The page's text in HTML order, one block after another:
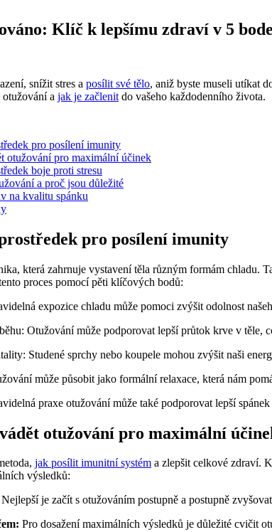
Klíč k lepšímu zdraví v 5
snížit stres a posílit své tělo, aniž byste museli utíkat
a jak je začlenit do vašeho každodenního života.
pro posílení imunity
otužování pro maximální účinek
boje proti stresu
a proč jsou důležité
na kvalitu spánku
pro posílení imunity
která zahrnuje vystavení těla různým formám
proces pomocí pěti klíčových bodů:
expozice chladu může pomoci zvýšit odolnost
Otužování může podporovat lepší průtok krve v těle,
Studené sprchy nebo koupele mohou zvýšit naši
může působit jako formální relaxace, která nám
praxe otužování může také podporovat lepší
otužování pro maximální
jak posílit imunitní systém a zlepšit celkové zdraví.
výsledků:
Nejlepší je začít s otužováním postupně a postupně
Pro dosažení maximálních výsledků je důležité cvičit